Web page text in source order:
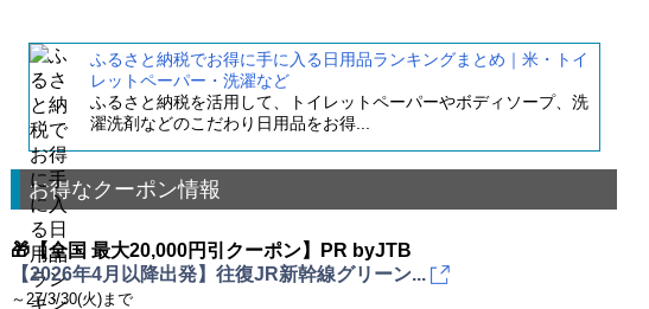
ふるさと納税でお得に手に入る日用品ランキングまとめ｜米・トイ
レットペーパー・洗濯など
ふるさと納税を活用して、トイレットペーパーやボディソープ、洗
濯洗剤などのこだわり日用品をお得...
お得なクーポン情報
🎁【全国 最大20,000円引クーポン】PR byJTB
【2026年4月以降出発】往復JR新幹線グリーン...
～27/3/30(火)まで